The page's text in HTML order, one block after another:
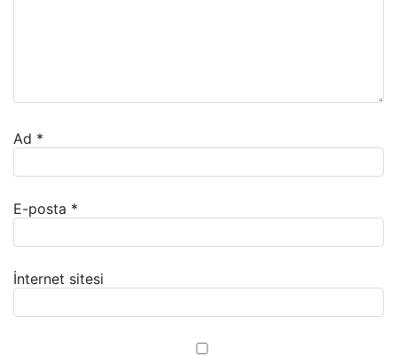
Ad *
E-posta *
İnternet sitesi